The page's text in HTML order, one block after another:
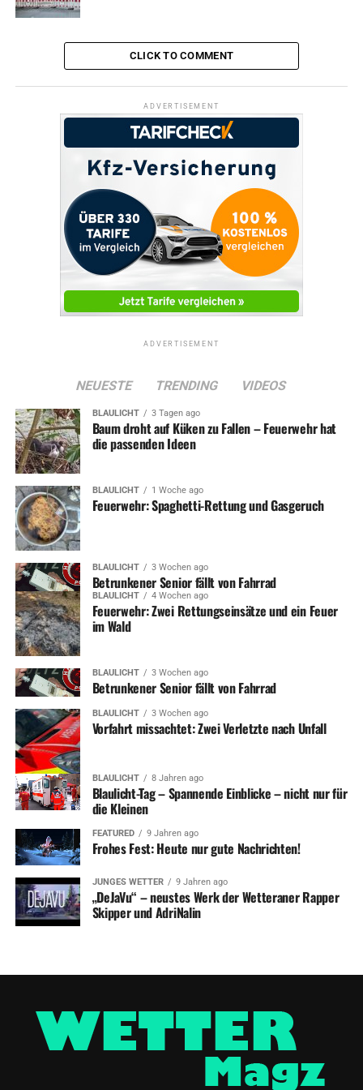
RELATED TOPICS: FESTE & FEIERN
OLDTIMERTREFFEN
UNTERHALTUNG
Spektakulärer Unfall – BMW überschlägt sich
„Autoteile-Mafia“ wieder in Wetter
CLICK TO COMMENT
ADVERTISEMENT
ADVERTISEMENT
NEUESTE TRENDING VIDEOS
BLAULICHT 3 Tagen ago
Baum droht auf Küken zu Fallen – Feuerwehr hat
die passenden Ideen
BLAULICHT 1 Woche ago
Feuerwehr: Spaghetti-Rettung und Gasgeruch
BLAULICHT 3 Wochen ago
Betrunkener Senior fällt von Fahrrad
BLAULICHT 4 Wochen ago
Feuerwehr: Zwei Rettungseinsätze und ein Feuer
im Wald
BLAULICHT 3 Wochen ago
Betrunkener Senior fällt von Fahrrad
BLAULICHT 3 Wochen ago
Vorfahrt missachtet: Zwei Verletzte nach Unfall
BLAULICHT 8 Jahren ago
Blaulicht-Tag – Spannende Einblicke – nicht nur für
die Kleinen
FEATURED 9 Jahren ago
Frohes Fest: Heute nur gute Nachrichten!
JUNGES WETTER 9 Jahren ago
„DeJaVu“ – neustes Werk der Wetteraner Rapper
Skipper und AdriNalin